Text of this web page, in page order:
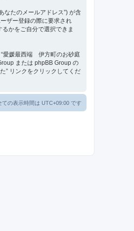
なたのメールアドレス”) が含
ザー登録の際に要求され
かをご自分で選択できま
“愛媛最西端 伊方町のお砂庭
または phpBB Group の
” リンクをクリックしてくだ
ての表示時間は UTC+09:00 です